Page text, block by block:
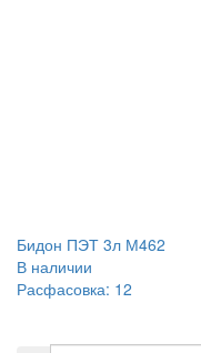
Бидон ПЭТ 3л М462
В наличии
Расфасовка: 12